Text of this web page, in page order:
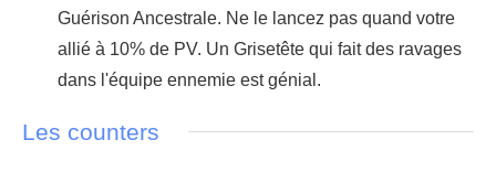
Guérison Ancestrale. Ne le lancez pas quand votre
allié à 10% de PV. Un Grisetête qui fait des ravages
dans l'équipe ennemie est génial.
Les counters